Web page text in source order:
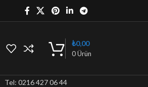
0Ürün
₺0,00
Tel: 0216 427 06 44